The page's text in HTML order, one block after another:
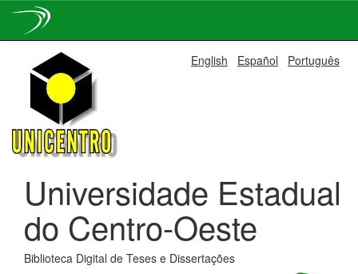
navigation
English Español Português
Universidade Estadual
do Centro-Oeste
Biblioteca Digital de Teses e Dissertações